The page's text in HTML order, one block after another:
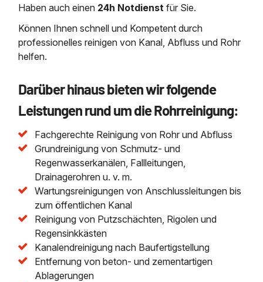
Haben auch einen 24h Notdienst für Sie.
Können Ihnen schnell und Kompetent durch
professionelles reinigen von Kanal, Abfluss und Rohr
helfen.
Darüber hinaus bieten wir folgende
Leistungen rund um die Rohrreinigung:
Fachgerechte Reinigung von Rohr und Abfluss
Grundreinigung von Schmutz- und
Regenwasserkanälen, Fallleitungen,
Drainagerohren u. v. m.
Wartungsreinigungen von Anschlussleitungen bis
zum öffentlichen Kanal
Reinigung von Putzschächten, Rigolen und
Regensinkkästen
Kanalendreinigung nach Baufertigstellung
Entfernung von beton- und zementartigen
Ablagerungen